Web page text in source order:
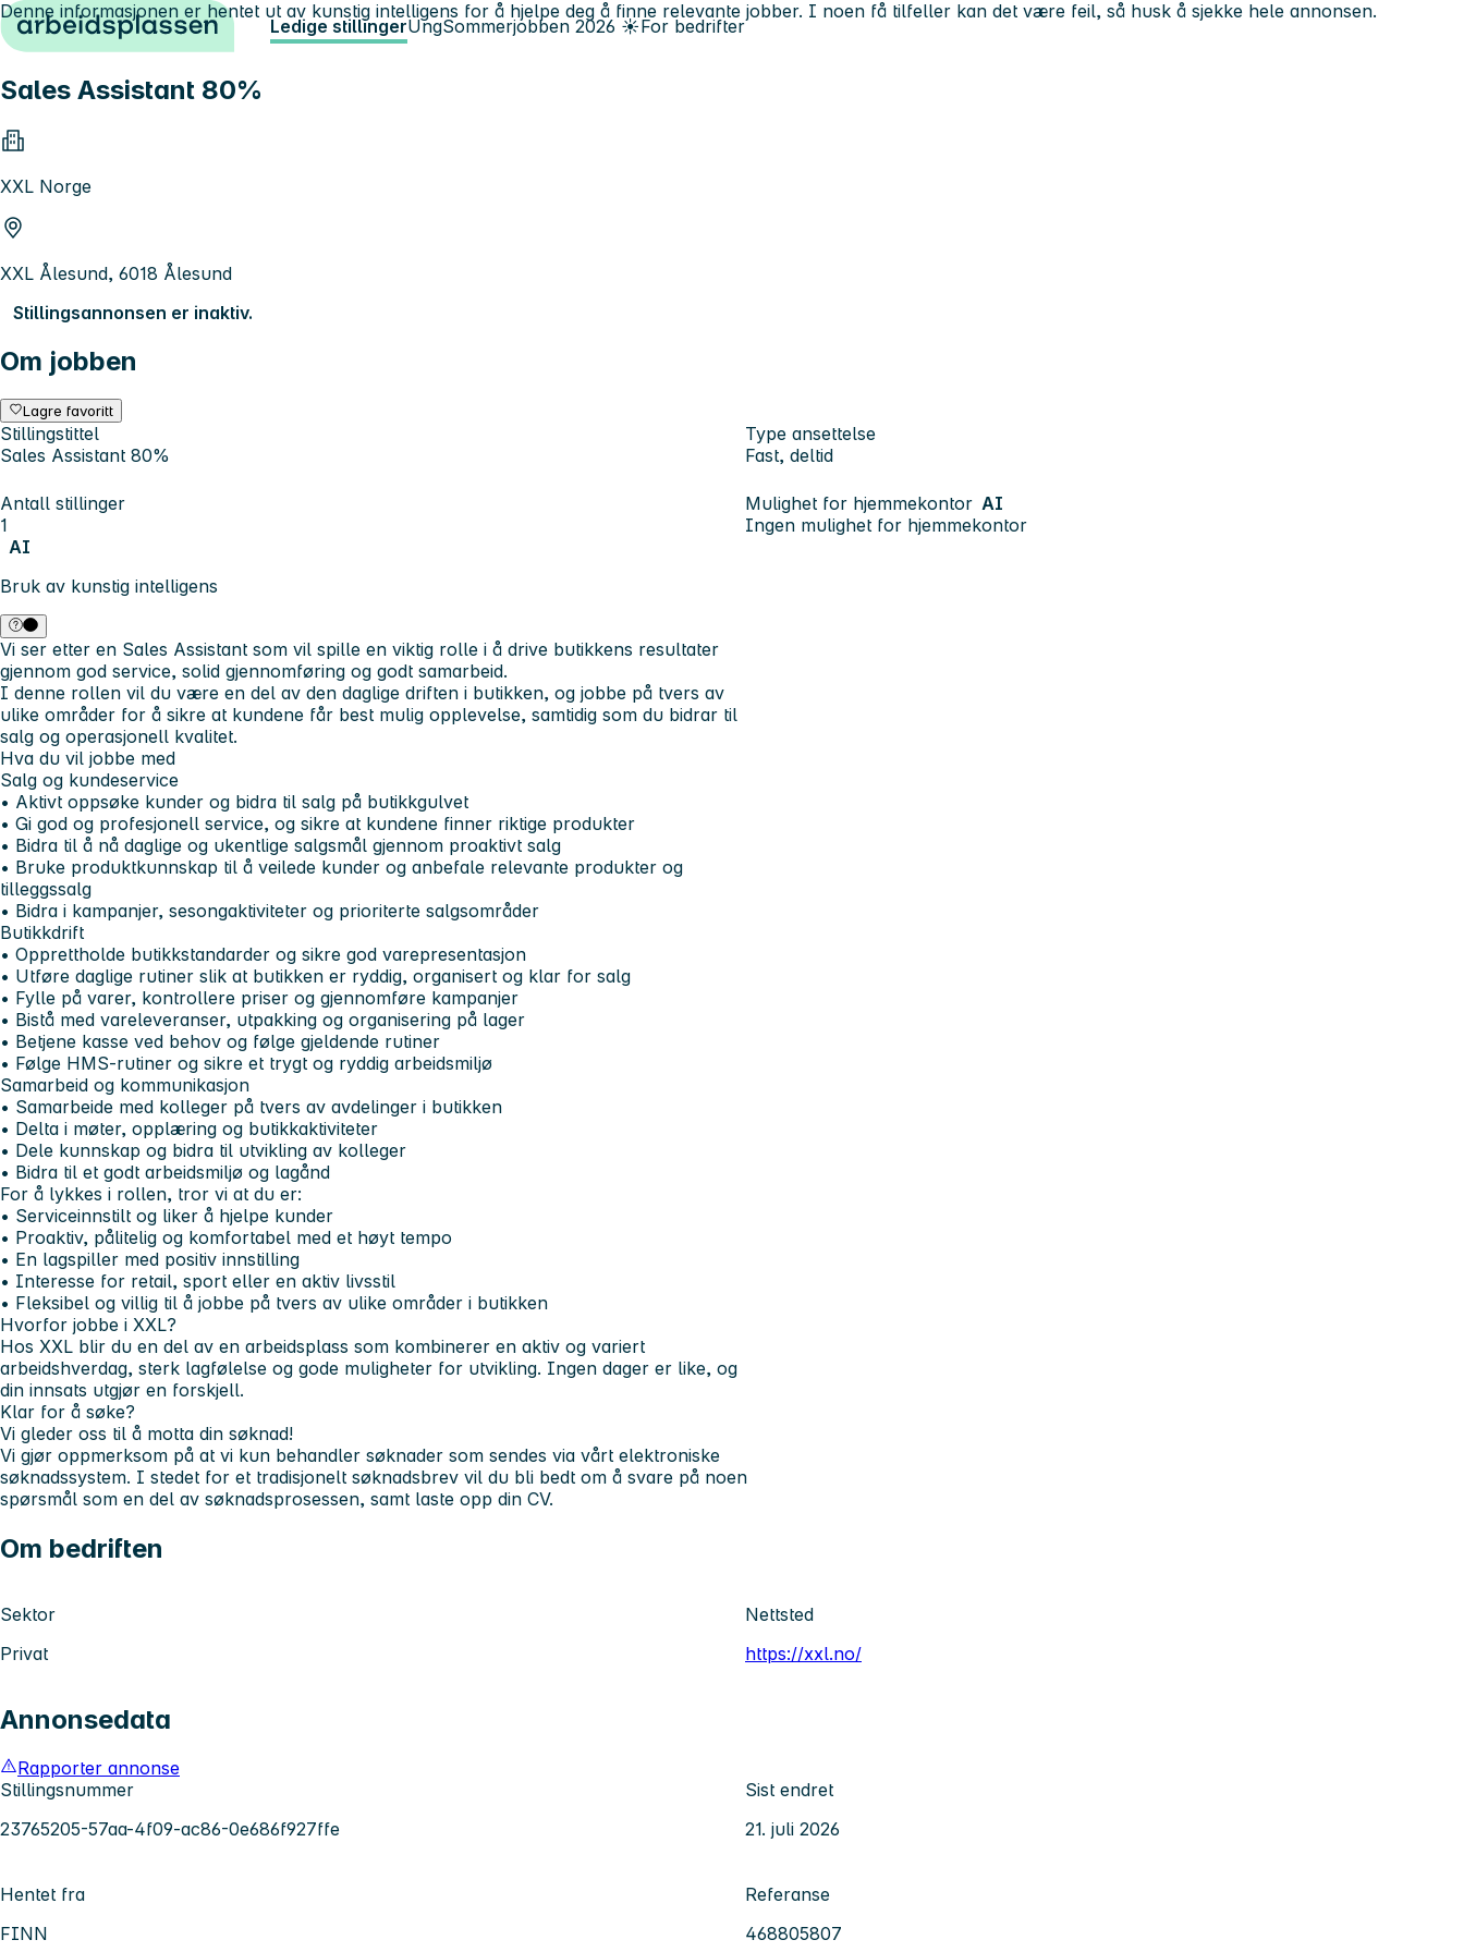
Hopp til innhold Ledige stillingerUngSommerjobben 2026 ☀️For bedrifter
Sales Assistant 80%
XXL Norge
XXL Ålesund, 6018 Ålesund
Stillingsannonsen er inaktiv.
Om jobben
Lagre favoritt
Stillingstittel
Sales Assistant 80%
Type ansettelse
Fast, deltid
Antall stillinger
1
Mulighet for hjemmekontor AI
Ingen mulighet for hjemmekontor
AI
Bruk av kunstig intelligens
Denne informasjonen er hentet ut av kunstig intelligens for å hjelpe deg å finne relevante jobber. I noen få tilfeller kan det være feil, så husk å sjekke hele annonsen.
Vi ser etter en Sales Assistant som vil spille en viktig rolle i å drive butikkens resultater
gjennom god service, solid gjennomføring og godt samarbeid.
I denne rollen vil du være en del av den daglige driften i butikken, og jobbe på tvers av
ulike områder for å sikre at kundene får best mulig opplevelse, samtidig som du bidrar til
salg og operasjonell kvalitet.
Hva du vil jobbe med
Salg og kundeservice
• Aktivt oppsøke kunder og bidra til salg på butikkgulvet
• Gi god og profesjonell service, og sikre at kundene finner riktige produkter
• Bidra til å nå daglige og ukentlige salgsmål gjennom proaktivt salg
• Bruke produktkunnskap til å veilede kunder og anbefale relevante produkter og
tilleggssalg
• Bidra i kampanjer, sesongaktiviteter og prioriterte salgsområder
Butikkdrift
• Opprettholde butikkstandarder og sikre god varepresentasjon
• Utføre daglige rutiner slik at butikken er ryddig, organisert og klar for salg
• Fylle på varer, kontrollere priser og gjennomføre kampanjer
• Bistå med vareleveranser, utpakking og organisering på lager
• Betjene kasse ved behov og følge gjeldende rutiner
• Følge HMS-rutiner og sikre et trygt og ryddig arbeidsmiljø
Samarbeid og kommunikasjon
• Samarbeide med kolleger på tvers av avdelinger i butikken
• Delta i møter, opplæring og butikkaktiviteter
• Dele kunnskap og bidra til utvikling av kolleger
• Bidra til et godt arbeidsmiljø og lagånd
For å lykkes i rollen, tror vi at du er:
• Serviceinnstilt og liker å hjelpe kunder
• Proaktiv, pålitelig og komfortabel med et høyt tempo
• En lagspiller med positiv innstilling
• Interesse for retail, sport eller en aktiv livsstil
• Fleksibel og villig til å jobbe på tvers av ulike områder i butikken
Hvorfor jobbe i XXL?
Hos XXL blir du en del av en arbeidsplass som kombinerer en aktiv og variert
arbeidshverdag, sterk lagfølelse og gode muligheter for utvikling. Ingen dager er like, og
din innsats utgjør en forskjell.
Klar for å søke?
Vi gleder oss til å motta din søknad!
Vi gjør oppmerksom på at vi kun behandler søknader som sendes via vårt elektroniske
søknadssystem. I stedet for et tradisjonelt søknadsbrev vil du bli bedt om å svare på noen
spørsmål som en del av søknadsprosessen, samt laste opp din CV.
Om bedriften
Sektor
Privat
Nettsted
https://xxl.no/
Annonsedata
Rapporter annonse
Stillingsnummer
23765205-57aa-4f09-ac86-0e686f927ffe
Sist endret
21. juli 2026
Hentet fra
FINN
Referanse
468805807